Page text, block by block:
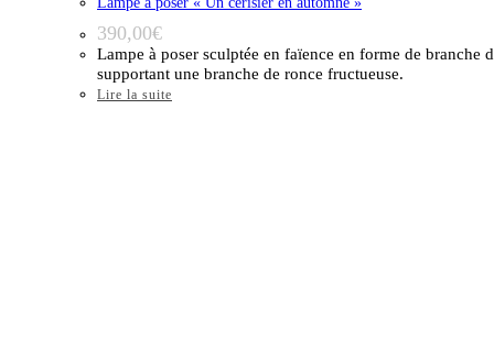
390,00€
Lampe à poser sculptée en faïence en forme de branche
supportant une branche de ronce fructueuse.
Lire la suite